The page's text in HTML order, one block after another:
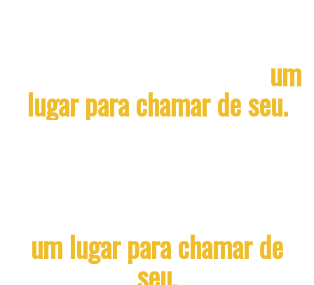
um
lugar para chamar de seu.
um lugar para chamar de